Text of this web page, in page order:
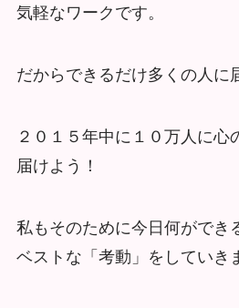
気軽なワークです。
だからできるだけ多くの人に
２０１５年中に１０万人に心
届けよう！
私もそのために今日何ができ
ベストな「考動」をしていき